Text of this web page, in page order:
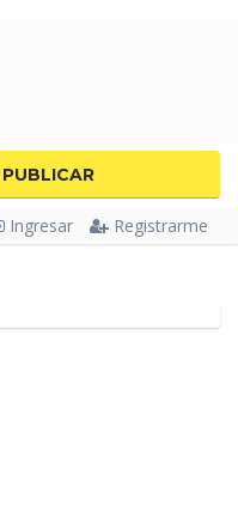
PUBLICAR
Ingresar Registrarme